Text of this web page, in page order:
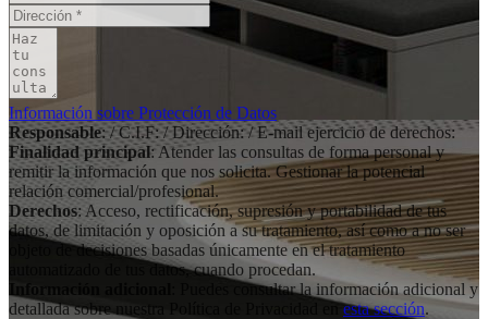
Información sobre Protección de Datos
Responsable: / C.I.F: / Dirección: / E-mail ejercicio de derechos:
Finalidad principal: Atender las consultas de forma personal y
remitir la información que nos solicita. Gestionar la potencial
relación comercial/profesional.
Derechos: Acceso, rectificación, supresión y portabilidad de tus
datos, de limitación y oposición a su tratamiento, así como a no ser
objeto de decisiones basadas únicamente en el tratamiento
automatizado de tus datos, cuando procedan.
Información adicional
: Puedes consultar la información adicional y
detallada sobre nuestra Política de Privacidad enesta sección.